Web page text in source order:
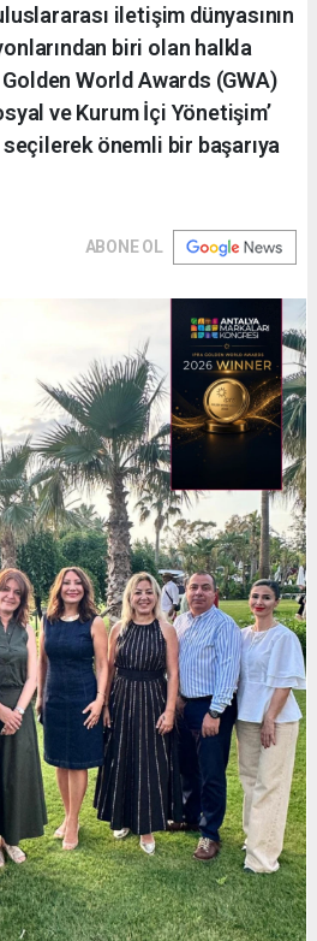
iletişim dünyasının
biri olan halkla
World Awards (GWA)
ve Kurum İçi Yönetişim’
önemli bir başarıya
ABONE OL